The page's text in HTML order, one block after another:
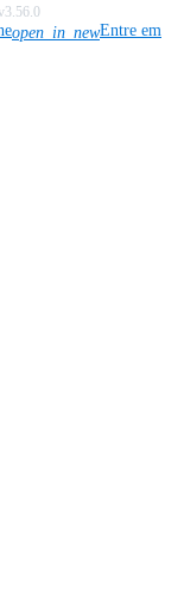
open_in_newEntre em